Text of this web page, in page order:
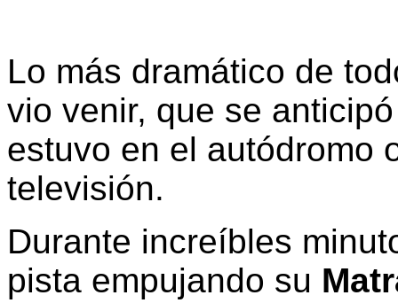
Lo más dramático de
vio venir, que se
estuvo en el autódromo
televisión.
Durante increíbles
pista empujando su